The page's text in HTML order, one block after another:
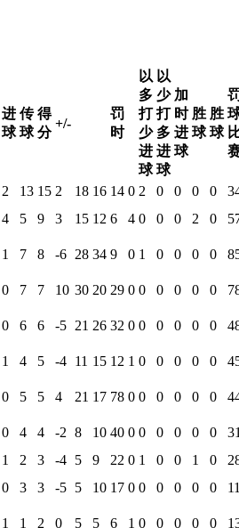
进
球
传
球
得
分
+/-
罚
时
以
多
打
少
进
球
以
少
打
多
进
球
加
时
进
球
胜
球
胜
球
2 13 15 2 18 16 14 0 2 0 0 0 0
4 5 9 3 15 12 6 4 0 0 0 2 0
1 7 8 -6 28 34 9 0 1 0 0 0 0
0 7 7 10 30 20 29 0 0 0 0 0 0
0 6 6 -5 21 26 32 0 0 0 0 0 0
1 4 5 -4 11 15 12 1 0 0 0 0 0
0 5 5 4 21 17 78 0 0 0 0 0 0
0 4 4 -2 8 10 40 0 0 0 0 0 0
1 2 3 -4 5 9 22 0 1 0 0 1 0
0 3 3 -5 5 10 17 0 0 0 0 0 0
1 1 2 0 5 5 6 1 0 0 0 0 0